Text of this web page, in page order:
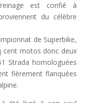
est confié à
du célèbre
de Superbike,
cent motos donc deux
Strada homologuées
fièrement flanquées